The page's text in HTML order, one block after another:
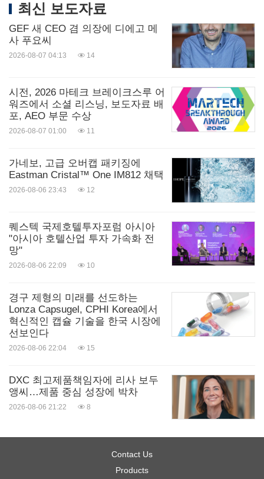
최신 보도자료
GEF 새 CEO 겸 의장에 디에고 메
사 푸요씨
2026-08-07 04:13 14
시전, 2026 마테크 브레이크스루 어
워즈에서 소셜 리스닝, 보도자료 배
포, AEO 부문 수상
2026-08-07 01:00 11
가네보, 고급 오버캡 패키징에
Eastman Cristal™ One IM812 채택
2026-08-06 23:43 12
퀘스텍 국제호텔투자포럼 아시아
"아시아 호텔산업 투자 가속화 전
망"
2026-08-06 22:09 10
경구 제형의 미래를 선도하는
Lonza Capsugel, CPHI Korea에서
혁신적인 캡슐 기술을 한국 시장에
선보인다
2026-08-06 22:04 15
DXC 최고제품책임자에 리사 보두
앵씨…제품 중심 성장에 박차
2026-08-06 21:22 8
Contact Us
Products